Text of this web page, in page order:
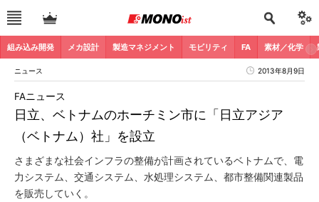
組み込み開発 メカ設計 製造マネジメント モビリティ FA 素材／化学
ニュース 2013年8月9日
日立、ベトナムのホーチミン市に「日立アジア
（ベトナム）社」を設立
FAニュース
さまざまな社会インフラの整備が計画されているベトナムで、電
力システム、交通システム、水処理システム、都市整備関連製品
を販売していく。